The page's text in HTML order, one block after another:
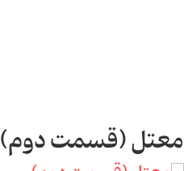
معتل (قسمت دوم)